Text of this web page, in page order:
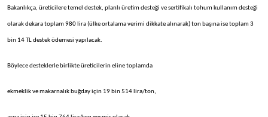
Bakanlıkça, üreticilere temel destek, planlı üretim desteği ve sertifikalı tohum kullanım desteği
olarak dekara toplam 980 lira (ülke ortalama verimi dikkate alınarak) ton başına ise toplam 3
bin 14 TL destek ödemesi yapılacak.
Böylece desteklerle birlikte üreticilerin eline toplamda
ekmeklik ve makarnalık buğday için 19 bin 514 lira/ton,